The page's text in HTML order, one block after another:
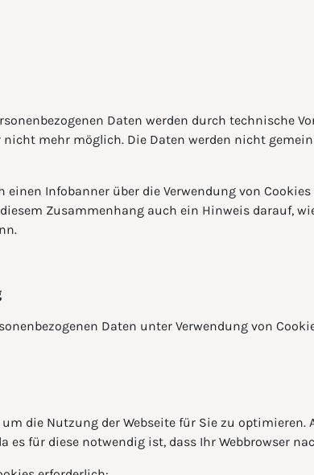
Daten werden durch technische
mehr möglich. Die Daten werden nicht
einen Infobanner über die Verwendung von
Zusammenhang auch ein Hinweis darauf,
Daten unter Verwendung von
die Nutzung der Webseite für Sie zu
es für diese notwendig ist, dass Ihr Webbrowser